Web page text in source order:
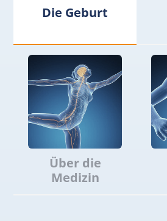
Die Geburt
Über die
Medizin